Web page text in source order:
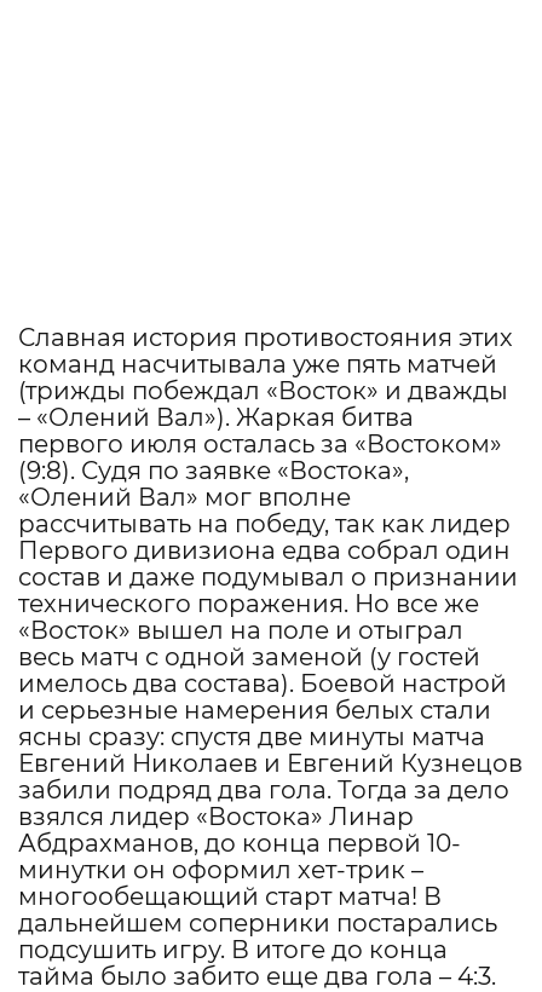
Славная история противостояния этих
команд насчитывала уже пять матчей
(трижды побеждал «Восток» и дважды
– «Олений Вал»). Жаркая битва
первого июля осталась за «Востоком»
(9:8). Судя по заявке «Востока»,
«Олений Вал» мог вполне
рассчитывать на победу, так как лидер
Первого дивизиона едва собрал один
состав и даже подумывал о признании
технического поражения. Но все же
«Восток» вышел на поле и отыграл
весь матч с одной заменой (у гостей
имелось два состава). Боевой настрой
и серьезные намерения белых стали
ясны сразу: спустя две минуты матча
Евгений Николаев и Евгений Кузнецов
забили подряд два гола. Тогда за дело
взялся лидер «Востока» Линар
Абдрахманов, до конца первой 10-
минутки он оформил хет-трик –
многообещающий старт матча! В
дальнейшем соперники постарались
подсушить игру. В итоге до конца
тайма было забито еще два гола – 4:3.